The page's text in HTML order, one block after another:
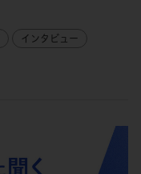
インタビュー